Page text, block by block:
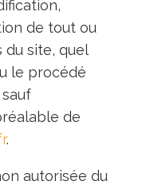
de tout ou
site, quel
le procédé
de
.
autorisée du